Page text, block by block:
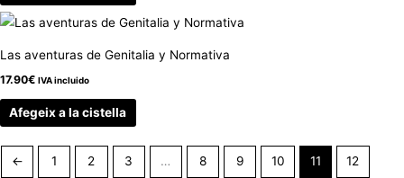
Las aventuras de Genitalia y Normativa
17.90€ IVA incluido
Afegeix a la cistella
← 1 2 3 … 8 9 10 11 12